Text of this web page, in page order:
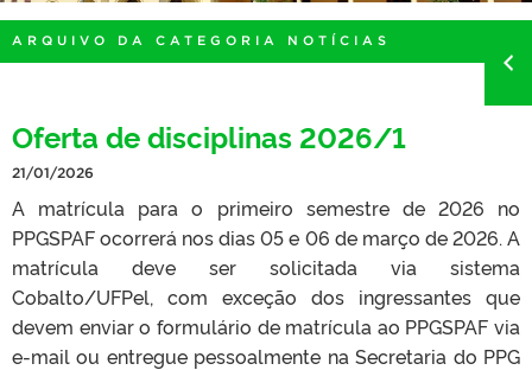
ARQUIVO DA CATEGORIA NOTÍCIAS
Oferta de disciplinas 2026/1
21/01/2026
A matrícula para o primeiro semestre de 2026 no
PPGSPAF ocorrerá nos dias 05 e 06 de março de 2026. A
matrícula deve ser solicitada via sistema
Cobalto/UFPel, com exceção dos ingressantes que
devem enviar o formulário de matrícula ao PPGSPAF via
e-mail ou entregue pessoalmente na Secretaria do PPG